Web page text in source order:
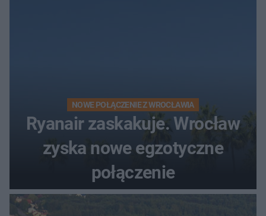
NOWE POŁĄCZENIE Z WROCŁAWIA
Ryanair zaskakuje. Wrocław
zyska nowe egzotyczne
połączenie